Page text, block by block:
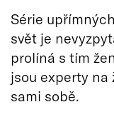
Série
svět je
prolíná s tím
jsou experty na
sami sobě.